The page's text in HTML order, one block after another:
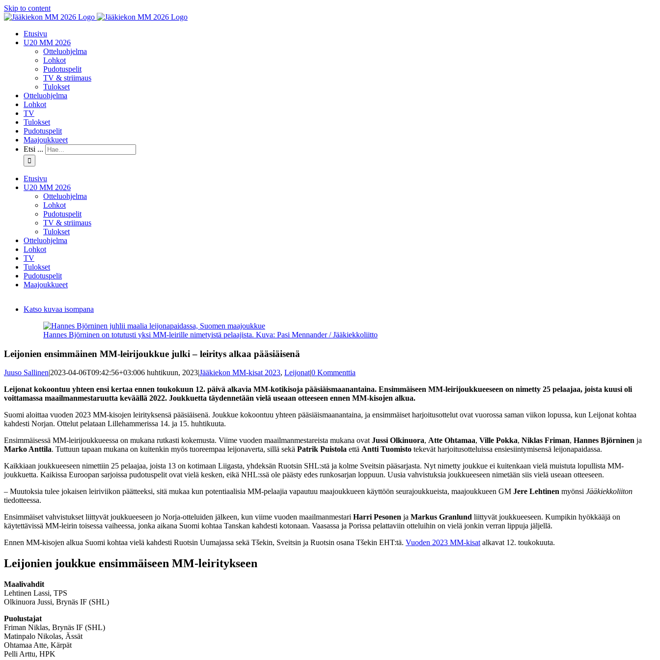
Skip to content
Etusivu
U20 MM 2026
Otteluohjelma
Lohkot
Pudotuspelit
TV & striimaus
Tulokset
Otteluohjelma
Lohkot
TV
Tulokset
Pudotuspelit
Maajoukkueet
Etsi ...
Etusivu
U20 MM 2026
Otteluohjelma
Lohkot
Pudotuspelit
TV & striimaus
Tulokset
Otteluohjelma
Lohkot
TV
Tulokset
Pudotuspelit
Maajoukkueet
Katso kuvaa isompana
Hannes Björninen on totutusti yksi MM-leirille nimetyistä pelaajista. Kuva: Pasi Mennander / Jääkiekkoliitto
Leijonien ensimmäinen MM-leirijoukkue julki – leiritys alkaa pääsiäisenä
Juuso Sallinen|2023-04-06T09:42:56+03:006 huhtikuun, 2023|Jääkiekon MM-kisat 2023, Leijonat|0 Kommenttia
Leijonat kokoontuu yhteen ensi kertaa ennen toukokuun 12. päivä alkavia MM-kotikisoja pääsiäismaanantaina. Ensimmäiseen MM-leirijoukkueeseen on nimetty 25 pelaajaa, joista kuusi oli
voittamassa maailmanmestaruutta keväällä 2022. Joukkuetta täydennetään vielä useaan otteeseen ennen MM-kisojen alkua.
Suomi aloittaa vuoden 2023 MM-kisojen leirityksensä pääsiäisenä. Joukkue kokoontuu yhteen pääsiäismaanantaina, ja ensimmäiset harjoitusottelut ovat vuorossa saman viikon lopussa, kun Leijonat kohtaa
kahdesti Norjan. Ottelut pelataan Lillehammerissa 14. ja 15. huhtikuuta.
Ensimmäisessä MM-leirijoukkueessa on mukana rutkasti kokemusta. Viime vuoden maailmanmestareista mukana ovatJussi Olkinuora, Atte Ohtamaa, Ville Pokka, Niklas Friman, Hannes Björninen ja
Marko Anttila. Tuttuun tapaan mukana on kuitenkin myös tuoreempaa leijonaverta, sillä sekä Patrik Puistola että Antti Tuomisto tekevät harjoitusotteluissa ensiesiintymisensä leijonapaidassa.
Kaikkiaan joukkueeseen nimettiin 25 pelaajaa, joista 13 on kotimaan Liigasta, yhdeksän Ruotsin SHL:stä ja kolme Sveitsin pääsarjasta. Nyt nimetty joukkue ei kuitenkaan vielä muistuta lopullista MM-
joukkuetta. Kaikissa Euroopan sarjoissa pudotuspelit ovat vielä kesken, eikä NHL:ssä ole päästy edes runkosarjan loppuun. Uusia vahvistuksia joukkueeseen nimetään siis vielä useaan otteeseen.
– Muutoksia tulee jokaisen leiriviikon päätteeksi, sitä mukaa kun potentiaalisia MM-pelaajia vapautuu maajoukkueen käyttöön seurajoukkueista, maajoukkueen GM Jere Lehtinen myönsi Jääkiekkoliiton
tiedotteessa.
Ensimmäiset vahvistukset liittyvät joukkueeseen jo Norja-otteluiden jälkeen, kun viime vuoden maailmanmestari Harri Pesonen ja Markus Granlund liittyvät joukkueeseen. Kumpikin hyökkääjä on
käytettävissä MM-leirin toisessa vaiheessa, jonka aikana Suomi kohtaa Tanskan kahdesti kotonaan. Vaasassa ja Porissa pelattaviin otteluihin on vielä jonkin verran lippuja jäljellä.
Ennen MM-kisojen alkua Suomi kohtaa vielä kahdesti Ruotsin Uumajassa sekä Tšekin, Sveitsin ja Ruotsin osana Tšekin EHT:tä. Vuoden 2023 MM-kisatalkavat 12. toukokuuta.
Leijonien joukkue ensimmäiseen MM-leiritykseen
Maalivahdit
Lehtinen Lassi, TPS
Olkinuora Jussi, Brynäs IF (SHL)
Puolustajat
Friman Niklas, Brynäs IF (SHL)
Matinpalo Nikolas, Ässät
Ohtamaa Atte, Kärpät
Pelli Arttu, HPK